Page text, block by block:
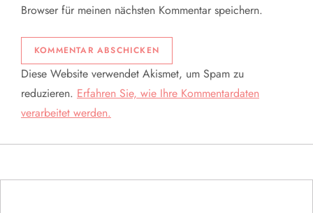
Browser für meinen nächsten Kommentar speichern.
Diese Website verwendet Akismet, um Spam zu
reduzieren. Erfahren Sie, wie Ihre Kommentardaten
verarbeitet werden.